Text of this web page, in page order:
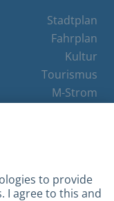
Stadtplan
Fahrplan
Kultur
Tourismus
M-Strom
Contact